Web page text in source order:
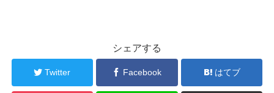
シェアする
Twitter Facebook はてブ